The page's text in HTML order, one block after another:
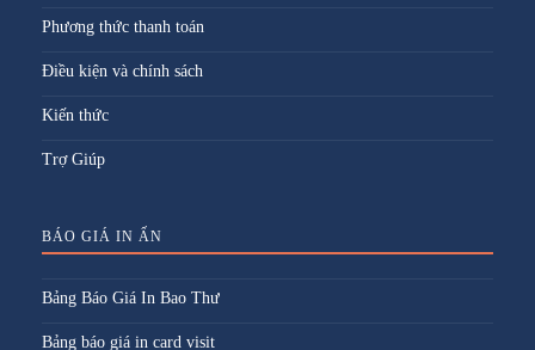
Phương thức thanh toán
Điều kiện và chính sách
Kiến thức
Trợ Giúp
BÁO GIÁ IN ẤN
Bảng Báo Giá In Bao Thư
Bảng báo giá in card visit